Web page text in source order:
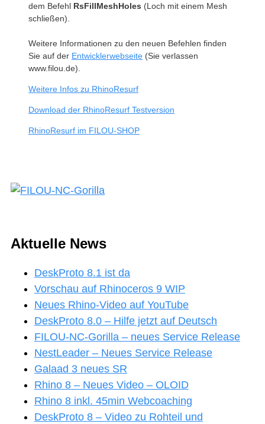
dem Befehl RsFillMeshHoles (Loch mit einem Mesh
schließen).
Weitere Informationen zu den neuen Befehlen finden
Sie auf der Entwicklerwebseite (Sie verlassen
www.filou.de).
Weitere Infos zu RhinoResurf
Download der RhinoResurf Testversion
RhinoResurf im FILOU-SHOP
Aktuelle News
DeskProto 8.1 ist da
Vorschau auf Rhinoceros 9 WIP
Neues Rhino-Video auf YouTube
DeskProto 8.0 – Hilfe jetzt auf Deutsch
FILOU-NC-Gorilla – neues Service Release
NestLeader – Neues Service Release
Galaad 3 neues SR
Rhino 8 – Neues Video – OLOID
Rhino 8 inkl. 45min Webcoaching
DeskProto 8 – Video zu Rohteil und